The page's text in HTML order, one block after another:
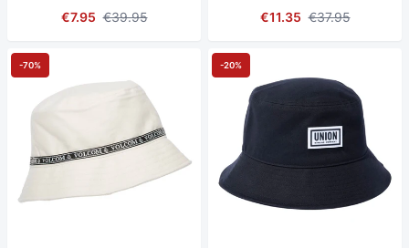
€7.95 €39.95
€11.35 €37.95
-70% -20%